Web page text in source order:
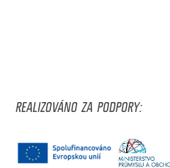
REALIZOVÁNO ZA PODPORY: